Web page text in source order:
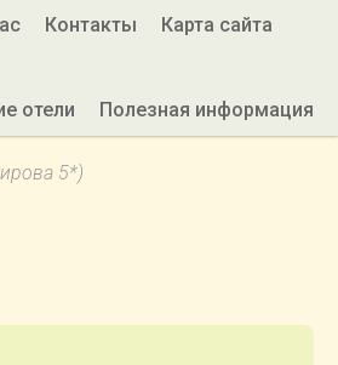
Контакты Карта сайта
отели Полезная информация
5*)